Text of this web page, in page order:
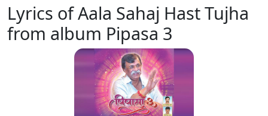
Lyrics of Aala Sahaj Hast Tujha
from album Pipasa 3